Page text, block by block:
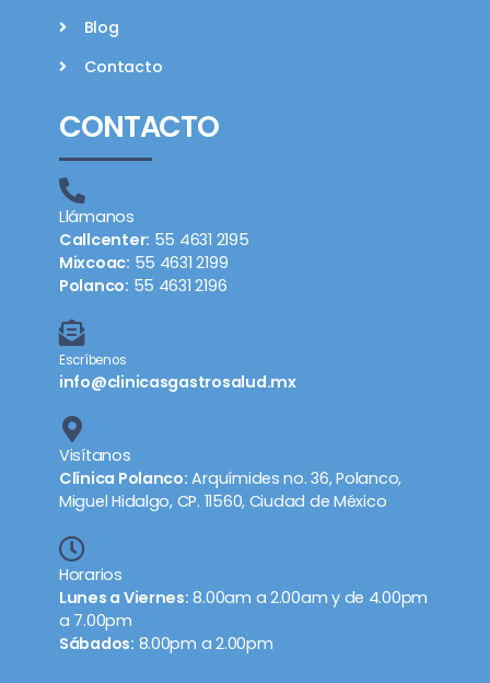
Blog
Contacto
CONTACTO
Llámanos
Callcenter: 55 4631 2195
Mixcoac: 55 4631 2199
Polanco: 55 4631 2196
Escríbenos
info@clinicasgastrosalud.mx
Visítanos
Clínica Polanco: Arquímides no. 36, Polanco,
Miguel Hidalgo, CP. 11560, Ciudad de México
Horarios
Lunes a Viernes: 8.00am a 2.00am y de 4.00pm
a 7.00pm
Sábados: 8.00pm a 2.00pm